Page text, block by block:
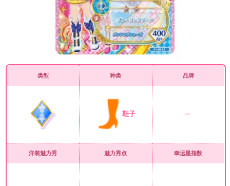
类型 种类
鞋子
品牌
洋装魅力秀 魅力秀点 幸运星指数